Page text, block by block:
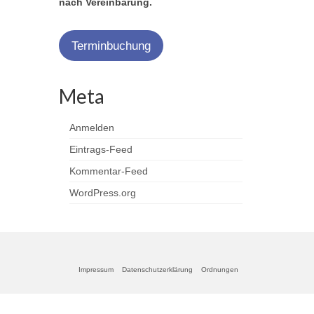
Terminbuchung
Meta
Anmelden
Eintrags-Feed
Kommentar-Feed
WordPress.org
Impressum Datenschutzerklärung Ordnungen